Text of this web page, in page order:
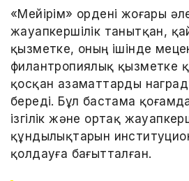
«Мейірім» ордені жоғары
жауапкершілік танытқан,
қызметке, оның ішінде
филантропиялық қызметке
қосқан азаматтарды
береді. Бұл бастама
ізгілік және ортақ
құндылықтарын
қолдауға бағытталған.